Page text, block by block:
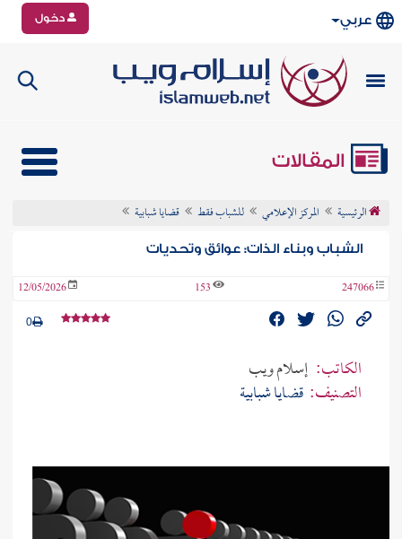
عربي دخول
المقالات
الرئيسية المركز الإعلامي للشباب فقط قضايا شبابية
الشباب وبناء الذات: عوائق وتحديات
247066
153
12/05/2026
0
الكاتب: إسلام ويب
التصنيف: قضايا شبابية